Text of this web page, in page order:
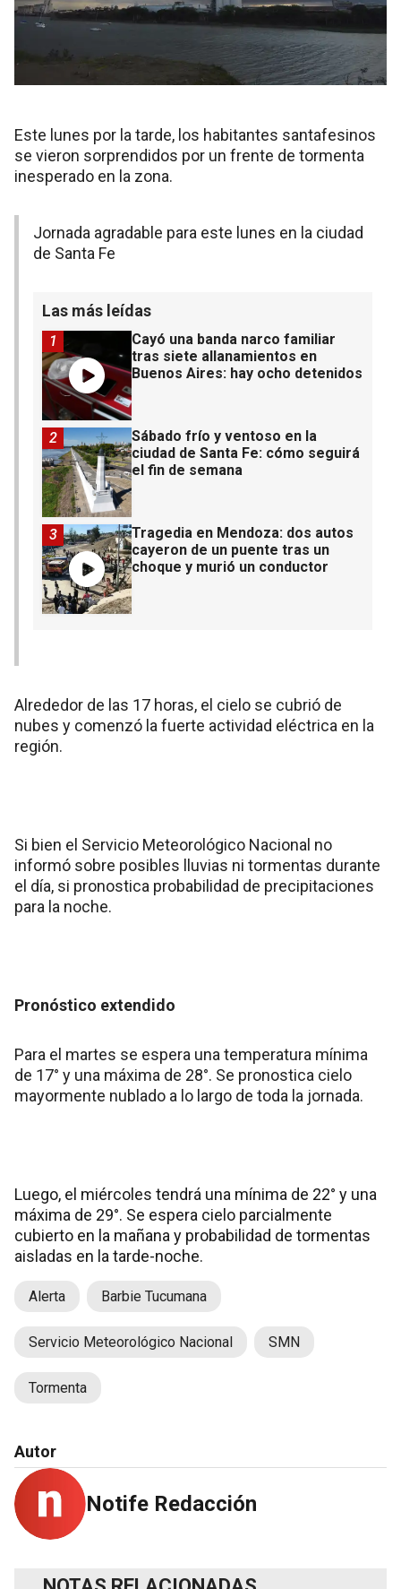
Este lunes por la tarde, los habitantes santafesinos
se vieron sorprendidos por un frente de tormenta
inesperado en la zona.
Jornada agradable para este lunes en la ciudad
de Santa Fe
Las más leídas
Cayó una banda narco familiar
tras siete allanamientos en
Buenos Aires: hay ocho detenidos
1
Sábado frío y ventoso en la
ciudad de Santa Fe: cómo seguirá
el fin de semana
2
Tragedia en Mendoza: dos autos
cayeron de un puente tras un
choque y murió un conductor
3
Alrededor de las 17 horas, el cielo se cubrió de
nubes y comenzó la fuerte actividad eléctrica en la
región.
Si bien el Servicio Meteorológico Nacional no
informó sobre posibles lluvias ni tormentas durante
el día, si pronostica probabilidad de precipitaciones
para la noche.
Pronóstico extendido
Para el martes se espera una temperatura mínima
de 17° y una máxima de 28°. Se pronostica cielo
mayormente nublado a lo largo de toda la jornada.
Luego, el miércoles tendrá una mínima de 22° y una
máxima de 29°. Se espera cielo parcialmente
cubierto en la mañana y probabilidad de tormentas
aisladas en la tarde-noche.
Alerta Barbie Tucumana
Servicio Meteorológico Nacional SMN
Tormenta
Autor
Notife Redacción